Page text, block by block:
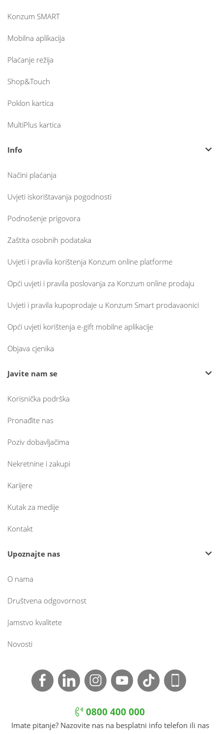
Konzum SMART
Mobilna aplikacija
Plaćanje režija
Shop&Touch
Poklon kartica
MultiPlus kartica
Info
Načini plaćanja
Uvjeti iskorištavanja pogodnosti
Podnošenje prigovora
Zaštita osobnih podataka
Uvjeti i pravila korištenja Konzum online platforme
Opći uvjeti i pravila poslovanja za Konzum online prodaju
Uvjeti i pravila kupoprodaje u Konzum Smart prodavaonici
Opći uvjeti korištenja e-gift mobilne aplikacije
Objava cjenika
Javite nam se
Korisnička podrška
Pronađite nas
Poziv dobavljačima
Nekretnine i zakupi
Karijere
Kutak za medije
Kontakt
Upoznajte nas
O nama
Društvena odgovornost
Jamstvo kvalitete
Novosti
0800 400 000
Imate pitanje? Nazovite nas na besplatni info telefon ili nas